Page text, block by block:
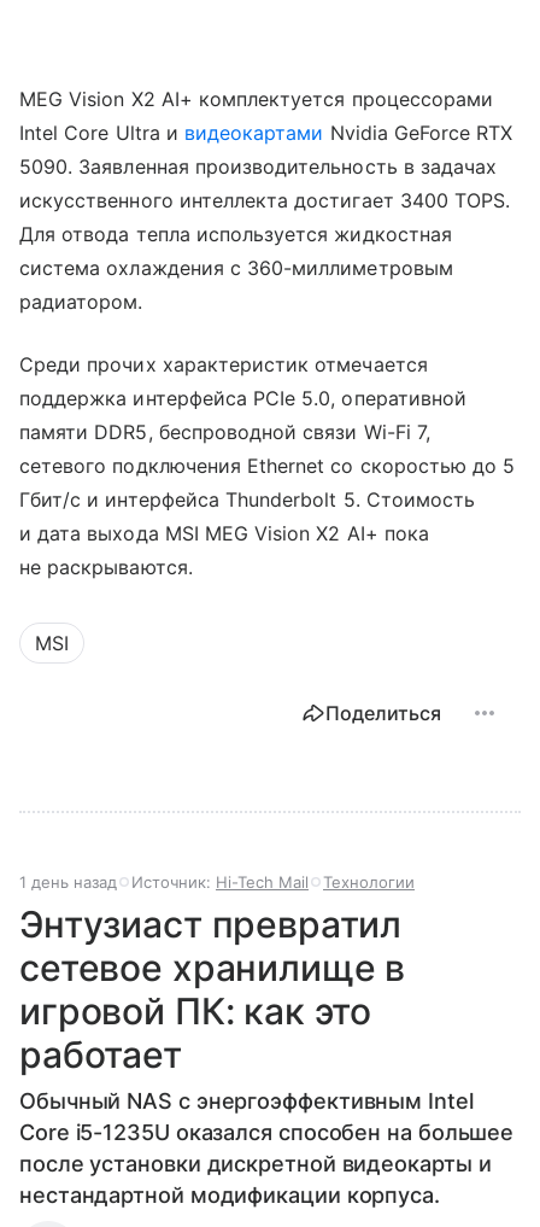
MEG Vision X2 AI+ комплектуется процессорами
Intel Core Ultra и видеокартами Nvidia GeForce RTX
5090. Заявленная производительность в задачах
искусственного интеллекта достигает 3400 TOPS.
Для отвода тепла используется жидкостная
система охлаждения с 360-миллиметровым
радиатором.
Среди прочих характеристик отмечается
поддержка интерфейса PCIe 5.0, оперативной
памяти DDR5, беспроводной связи Wi-Fi 7,
сетевого подключения Ethernet со скоростью до 5
Гбит/с и интерфейса Thunderbolt 5. Стоимость
и дата выхода MSI MEG Vision X2 AI+ пока
не раскрываются.
MSI
Поделиться
1 день назад Источник: Hi-Tech Mail Технологии
Энтузиаст превратил
сетевое хранилище в
игровой ПК: как это
работает
Обычный NAS с энергоэффективным Intel
Core i5-1235U оказался способен на большее
после установки дискретной видеокарты и
нестандартной модификации корпуса.